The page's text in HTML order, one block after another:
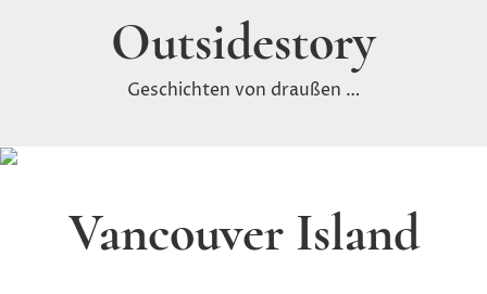
Outsidestory
Geschichten von draußen …
Vancouver Island